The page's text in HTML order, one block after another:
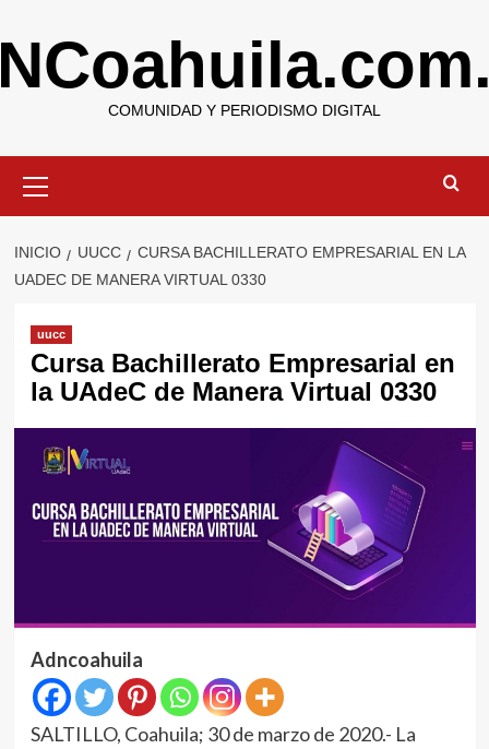
al
contenido
COMUNIDAD Y PERIODISMO DIGITAL
primario
INICIO UUCC
CURSA BACHILLERATO EMPRESARIAL EN LA
UADEC DE MANERA VIRTUAL 0330
uucc
Cursa Bachillerato Empresarial en
la UAdeC de Manera Virtual 0330
Adncoahuila
SALTILLO, Coahuila; 30 de marzo de 2020.- La